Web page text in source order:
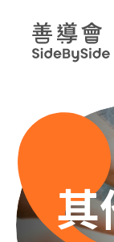
跳到
其